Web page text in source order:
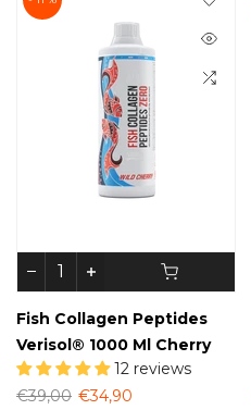
Fish Collagen Peptides
Verisol® 1000 Ml Cherry
12 reviews
€39,00 €34,90